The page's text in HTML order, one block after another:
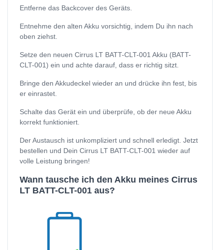
Entferne das Backcover des Geräts.
Entnehme den alten Akku vorsichtig, indem Du ihn nach
oben ziehst.
Setze den neuen Cirrus LT BATT-CLT-001 Akku (BATT-
CLT-001) ein und achte darauf, dass er richtig sitzt.
Bringe den Akkudeckel wieder an und drücke ihn fest, bis
er einrastet.
Schalte das Gerät ein und überprüfe, ob der neue Akku
korrekt funktioniert.
Der Austausch ist unkompliziert und schnell erledigt. Jetzt
bestellen und Dein Cirrus LT BATT-CLT-001 wieder auf
volle Leistung bringen!
Wann tausche ich den Akku meines Cirrus
LT BATT-CLT-001 aus?